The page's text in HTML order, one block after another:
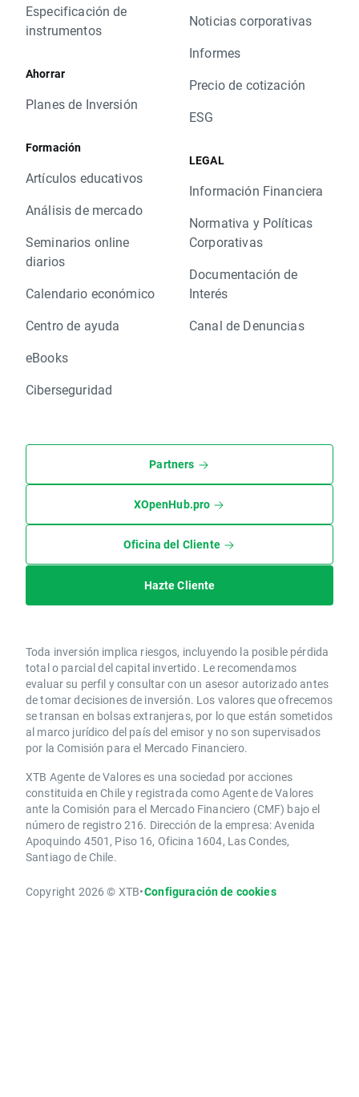
Especificación de
instrumentos
Ahorrar
Planes de Inversión
Formación
Artículos educativos
Análisis de mercado
Seminarios online
diarios
Calendario económico
Centro de ayuda
eBooks
Ciberseguridad
Noticias corporativas
Informes
Precio de cotización
ESG
LEGAL
Información Financiera
Normativa y Políticas
Corporativas
Documentación de
Interés
Canal de Denuncias
Partners
XOpenHub.pro
Oficina del Cliente
Hazte Cliente
Toda inversión implica riesgos, incluyendo la posible pérdida
total o parcial del capital invertido. Le recomendamos
evaluar su perfil y consultar con un asesor autorizado antes
de tomar decisiones de inversión. Los valores que ofrecemos
se transan en bolsas extranjeras, por lo que están sometidos
al marco jurídico del país del emisor y no son supervisados
por la Comisión para el Mercado Financiero.
XTB Agente de Valores es una sociedad por acciones
constituida en Chile y registrada como Agente de Valores
ante la Comisión para el Mercado Financiero (CMF) bajo el
número de registro 216. Dirección de la empresa: Avenida
Apoquindo 4501, Piso 16, Oficina 1604, Las Condes,
Santiago de Chile.
Copyright 2026 © XTB•Configuración de cookies